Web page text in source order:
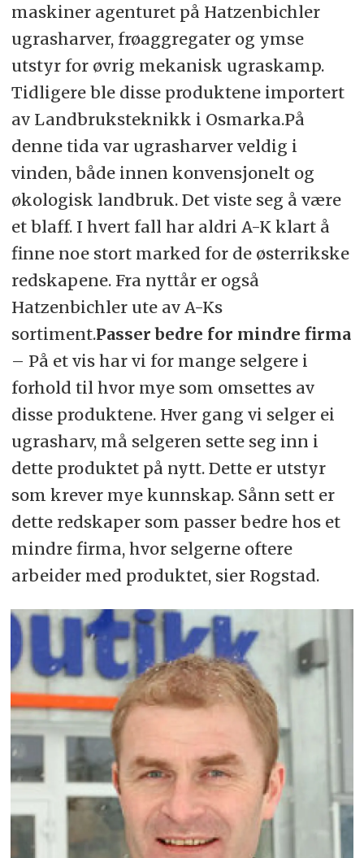
maskiner agenturet på Hatzenbichler
ugrasharver, frøaggregater og ymse
utstyr for øvrig mekanisk ugraskamp.
Tidligere ble disse produktene importert
av Landbruksteknikk i Osmarka.På
denne tida var ugrasharver veldig i
vinden, både innen konvensjonelt og
økologisk landbruk. Det viste seg å være
et blaff. I hvert fall har aldri A-K klart å
finne noe stort marked for de østerrikske
redskapene. Fra nyttår er også
Hatzenbichler ute av A-Ks
sortiment.Passer bedre for mindre firma
– På et vis har vi for mange selgere i
forhold til hvor mye som omsettes av
disse produktene. Hver gang vi selger ei
ugrasharv, må selgeren sette seg inn i
dette produktet på nytt. Dette er utstyr
som krever mye kunnskap. Sånn sett er
dette redskaper som passer bedre hos et
mindre firma, hvor selgerne oftere
arbeider med produktet, sier Rogstad.